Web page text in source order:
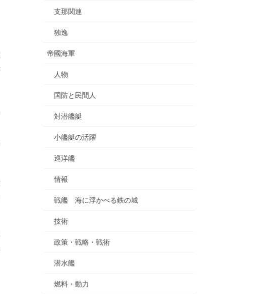
支那関連
独逸
帝國海軍
人物
国防と民間人
対潜艦艇
小艦艇の活躍
巡洋艦
情報
戦艦 海に浮かべる鉄の城
技術
政策・戦略・戦術
潜水艦
燃料・動力